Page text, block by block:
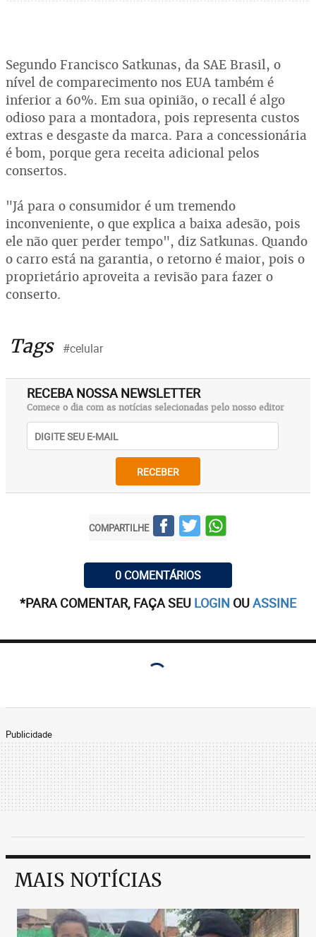
Segundo Francisco Satkunas, da SAE Brasil, o
nível de comparecimento nos EUA também é
inferior a 60%. Em sua opinião, o recall é algo
odioso para a montadora, pois representa custos
extras e desgaste da marca. Para a concessionária
é bom, porque gera receita adicional pelos
consertos.
"Já para o consumidor é um tremendo
inconveniente, o que explica a baixa adesão, pois
ele não quer perder tempo", diz Satkunas. Quando
o carro está na garantia, o retorno é maior, pois o
proprietário aproveita a revisão para fazer o
conserto.
Tags #celular
RECEBA NOSSA NEWSLETTER
Comece o dia com as notícias selecionadas pelo nosso editor
RECEBER
COMPARTILHE
0 COMENTÁRIOS
*PARA COMENTAR, FAÇA SEU LOGIN OUASSINE
Publicidade
MAIS NOTÍCIAS